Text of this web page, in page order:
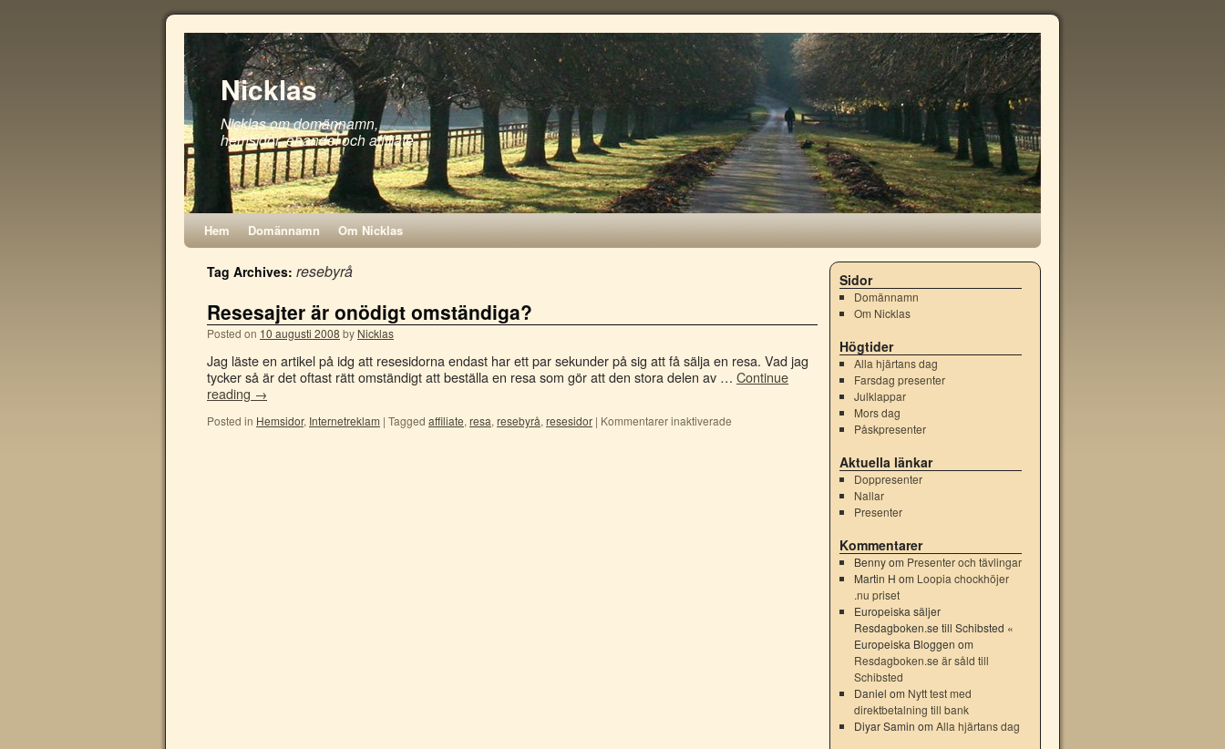
Nicklas
Nicklas om domännamn,
hemsidor, ehandel och affiliate
Hem Domännamn Om Nicklas
Tag Archives: resebyrå
Resesajter är onödigt omständiga?
Posted on 10 augusti 2008 by Nicklas
Jag läste en artikel på idg att resesidorna endast har ett par sekunder på sig att få sälja en resa. Vad jag
tycker så är det oftast rätt omständigt att beställa en resa som gör att den stora delen av … Continue
reading →
Posted in Hemsidor, Internetreklam | Tagged affiliate, resa, resebyrå, resesidor | Kommentarer inaktiverade
Sidor
Domännamn
Om Nicklas
Högtider
Alla hjärtans dag
Farsdag presenter
Julklappar
Mors dag
Påskpresenter
Aktuella länkar
Doppresenter
Nallar
Presenter
Kommentarer
Bennyom Presenter och tävlingar
Martin H om Loopia chockhöjer
.nu priset
Europeiska säljer
Resdagboken.se till Schibsted «
Europeiska Bloggen om
Resdagboken.se är såld till
Schibsted
Daniel om Nytt test med
direktbetalning till bank
Diyar Samin om Alla hjärtans dag